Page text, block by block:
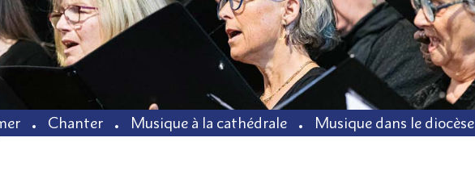
Chanter Musique à la cathédrale Musique dans le diocèse